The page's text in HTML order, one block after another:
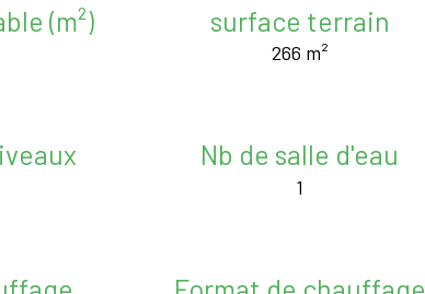
(m²) surface terrain
266 m²
Nb de salle d'eau
1